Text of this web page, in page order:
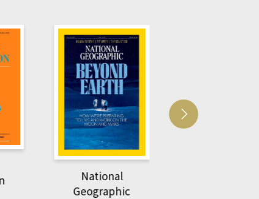
Harvard Business
Review